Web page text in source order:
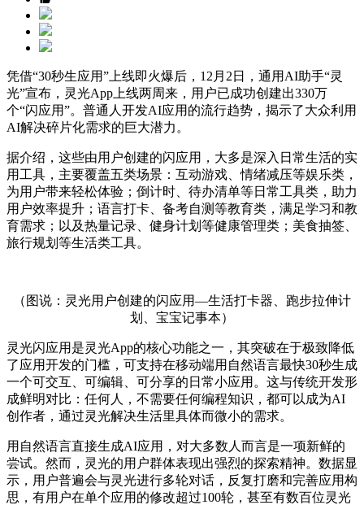
凭借“30秒生应用”上线即火爆后，12月2日，通用AI助手“灵
光”宣布，灵光App上线两周来，用户已成功创建出330万
个“闪应用”。普通人开发AI应用的流行趋势，揭示了大众利用
AI解决碎片化需求的巨大潜力。
据介绍，这些由用户创建的闪应用，大多是深入日常生活的实
用工具，主要覆盖五类场景：互动游戏、情绪减压等娱乐类，
为用户带来轻松体验；倒计时、待办清单等日常工具类，助力
用户效率提升；语言打卡、备考自测等教育类，满足学习和教
育需求；以及热量记录、健身计划等健康管理类；美食抽签、
旅行规划等生活类工具。
（图说：灵光用户创建的闪应用—生活打卡器、跑步拉伸计
划、宝宝记事本）
灵光闪应用是灵光App的核心功能之一，其突破在于极致降低
了应用开发的门槛，可支持在移动端用自然语言最快30秒生成
一个可交互、可编辑、可分享的日常小应用。这与传统开发形
成鲜明对比：任何人，不需要任何编程知识，都可以成为AI
创作者，通过灵光解决生活里具体而微小的需求。
用自然语言直接生成AI应用，对大多数人而言是一项新鲜的
尝试。然而，灵光的用户群体表现出强烈的探索精神。数据显
示，用户普遍会与灵光进行多轮对话，反复打磨和完善应用构
思，有用户在单个应用的修改超过100轮，甚至有数百位灵光